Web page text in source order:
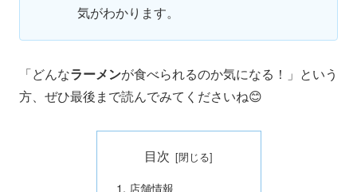
気がわかります。
「どんなラーメンが食べられるのか気になる！」という
方、ぜひ最後まで読んでみてくださいね😊
目次
店舗情報